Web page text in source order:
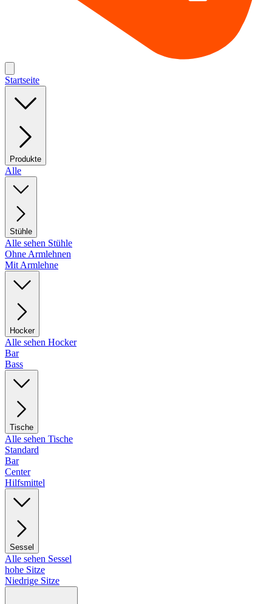
Startseite
Produkte
Alle
Stühle
Alle sehen Stühle
Ohne Armlehnen
Mit Armlehne
Hocker
Alle sehen Hocker
Bar
Bass
Tische
Alle sehen Tische
Standard
Bar
Center
Hilfsmittel
Sessel
Alle sehen Sessel
hohe Sitze
Niedrige Sitze